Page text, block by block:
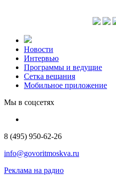
Новости
Интервью
Программы и ведущие
Сетка вещания
Мобильное приложение
Мы в соцсетях
8 (495) 950-62-26
info@govoritmoskva.ru
Реклама на радио